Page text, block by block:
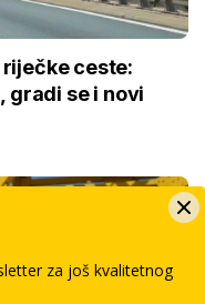
ceste:
gradi se i novi
za još kvalitetnog